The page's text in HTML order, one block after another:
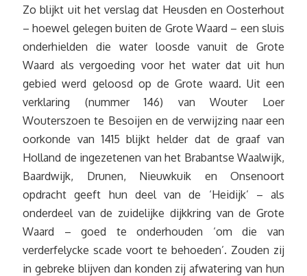
Zo blijkt uit het verslag dat Heusden en Oosterhout
– hoewel gelegen buiten de Grote Waard – een sluis
onderhielden die water loosde vanuit de Grote
Waard als vergoeding voor het water dat uit hun
gebied werd geloosd op de Grote waard. Uit een
verklaring (nummer 146) van Wouter Loer
Wouterszoen te Besoijen en de verwijzing naar een
oorkonde van 1415 blijkt helder dat de graaf van
Holland de ingezetenen van het Brabantse Waalwijk,
Baardwijk, Drunen, Nieuwkuik en Onsenoort
opdracht geeft hun deel van de ‘Heidijk’ – als
onderdeel van de zuidelijke dijkkring van de Grote
Waard – goed te onderhouden ‘om die van
verderfelycke scade voort te behoeden’. Zouden zij
in gebreke blijven dan konden zij afwatering van hun